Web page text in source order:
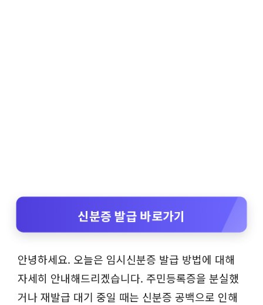
신분증 발급 바로가기
안녕하세요. 오늘은 임시신분증 발급 방법에 대해
자세히 안내해드리겠습니다. 주민등록증을 분실했
거나 재발급 대기 중일 때는 신분증 공백으로 인해